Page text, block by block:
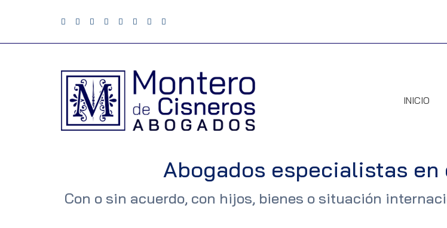
INICIO
Abogados especialistas
Con o sin acuerdo, con hijos, bienes o situación